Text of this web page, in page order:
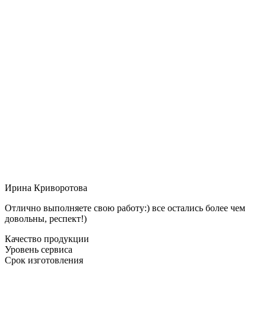
Ирина Криворотова
Отлично выполняете свою работу:) все остались более чем
довольны, респект!)
Качество продукции
Уровень сервиса
Срок изготовления